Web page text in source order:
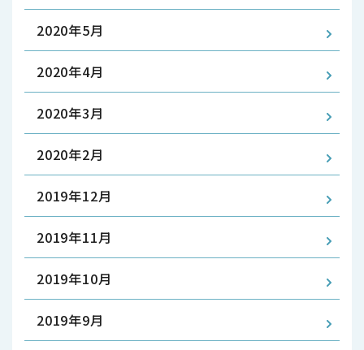
2020年5月
2020年4月
2020年3月
2020年2月
2019年12月
2019年11月
2019年10月
2019年9月